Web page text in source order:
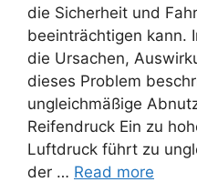
die Sicherheit und
beeinträchtigen kann.
die Ursachen,
dieses Problem
ungleichmäßige
Reifendruck Ein zu
Luftdruck führt zu
der … Read more